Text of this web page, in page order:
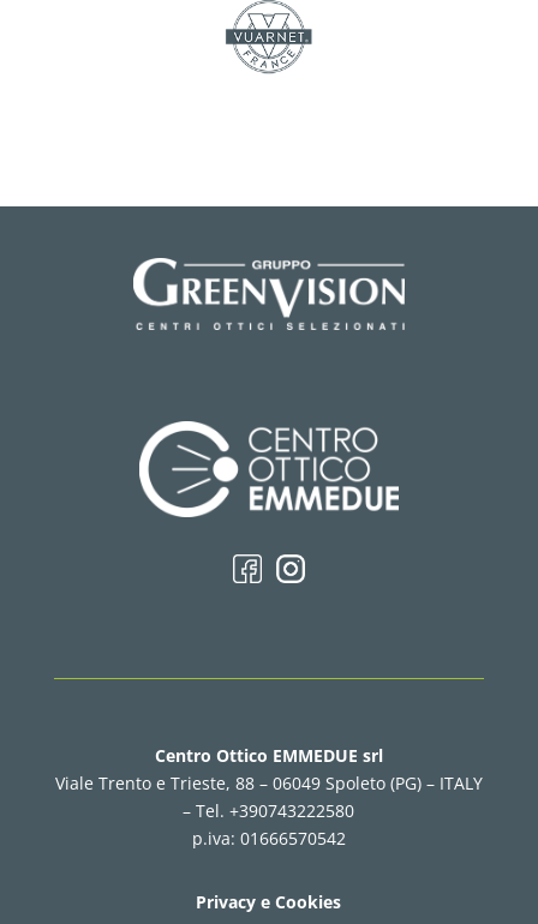
Centro Ottico EMMEDUE srl
Viale Trento e Trieste, 88 – 06049 Spoleto (PG) – ITALY
–Tel. +390743222580
p.iva: 01666570542
Privacy e Cookies